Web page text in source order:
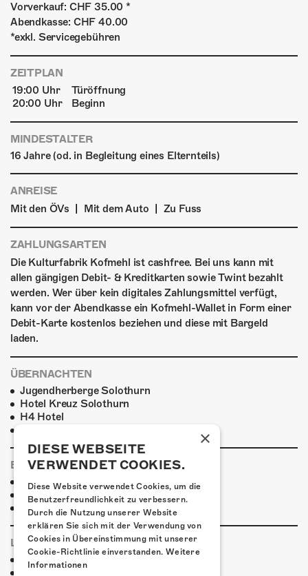
Vorverkauf: CHF 35.00 *
Abendkasse: CHF 40.00
*exkl. Servicegebühren
ZEITPLAN
19:00 Uhr
Türöffnung
20:00 Uhr
Beginn
MINDESTALTER
16 Jahre (od. in Begleitung eines Elternteils)
ANREISE
Mit den ÖVs
Mit dem Auto Zu Fuss
ZAHLUNGSARTEN
Die Kulturfabrik Kofmehl ist cashfree. Bei uns kann mit
allen gängigen Debit- & Kreditkarten sowie Twint bezahlt
werden. Wer über kein digitales Zahlungsmittel verfügt,
kann vor der Abendkasse ein Kofmehl-Wallet in Form einer
Debit-Karte kostenlos beziehen und diese mit Bargeld
laden.
ÜBERNACHTEN
Jugendherberge Solothurn
Hotel Kreuz Solothurn
H4 Hotel
ESSENSTIPPS
Pier 11
Restaurant Kreuz
Pittaria
LINKS & PARTNER
Facebook-Event
×
DIESE WEBSEITE
VERWENDET COOKIES.
Diese Website verwendet Cookies, um die
Benutzerfreundlichkeit zu verbessern.
Durch die Nutzung unserer Website
erklären Sie sich mit der Verwendung von
Cookies in Übereinstimmung mit unserer
Cookie-Richtlinie einverstanden. Weitere
Informationen